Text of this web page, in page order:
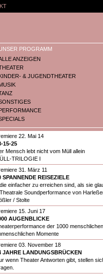
PROGRAMM
ANZEIGEN
& JUGENDTHEATER
22. Mai 14
15-25
Mensch lebt nicht vom Müll allein
TRILOGIE I
31. März 11
SPANNENDE REISEZIELE
einfacher zu erreichen sind, als sie
Soundperformance von
/ Stolte
15. Juni 17
AUGENBLICKE
der 1000
Momente
03. November 18
JAHRE LANDUNGSBRÜCKEN
wenn Theater Antworten gibt, stellen